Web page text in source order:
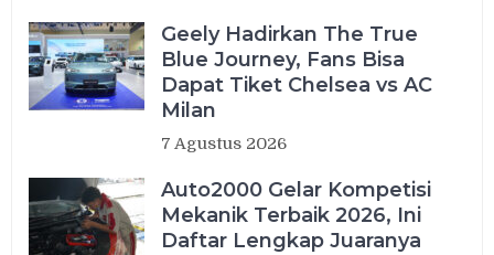
Geely Hadirkan The True
Blue Journey, Fans Bisa
Dapat Tiket Chelsea vs AC
Milan
7 Agustus 2026
Auto2000 Gelar Kompetisi
Mekanik Terbaik 2026, Ini
Daftar Lengkap Juaranya